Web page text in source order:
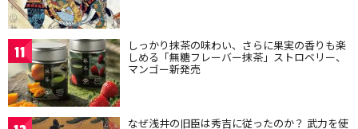
11 しっかり抹茶の味わい、さらに果実の香りも楽
しめる「無糖フレーバー抹茶」ストロベリー、
マンゴー新発売
なぜ浅井の旧臣は秀吉に従ったのか？ 武力を使